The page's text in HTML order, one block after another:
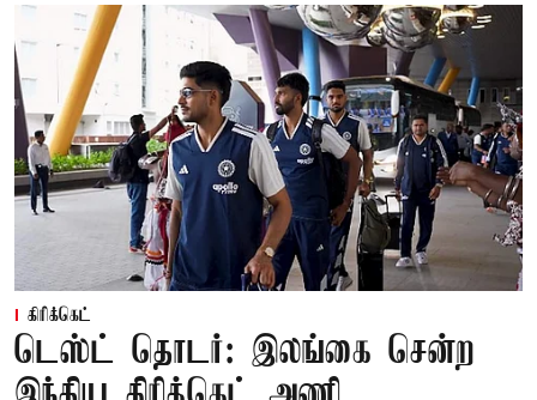
கிரிக்கெட்
டெஸ்ட் தொடர்: இலங்கை சென்ற